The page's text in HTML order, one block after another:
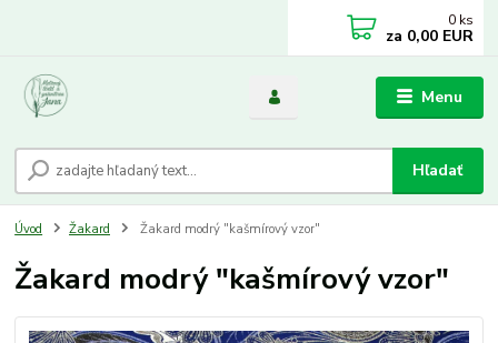
Menu
Hľadať
0 ks
za 0,00 EUR
Úvod Žakard Žakard modrý "kašmírový vzor"
Žakard modrý "kašmírový vzor"